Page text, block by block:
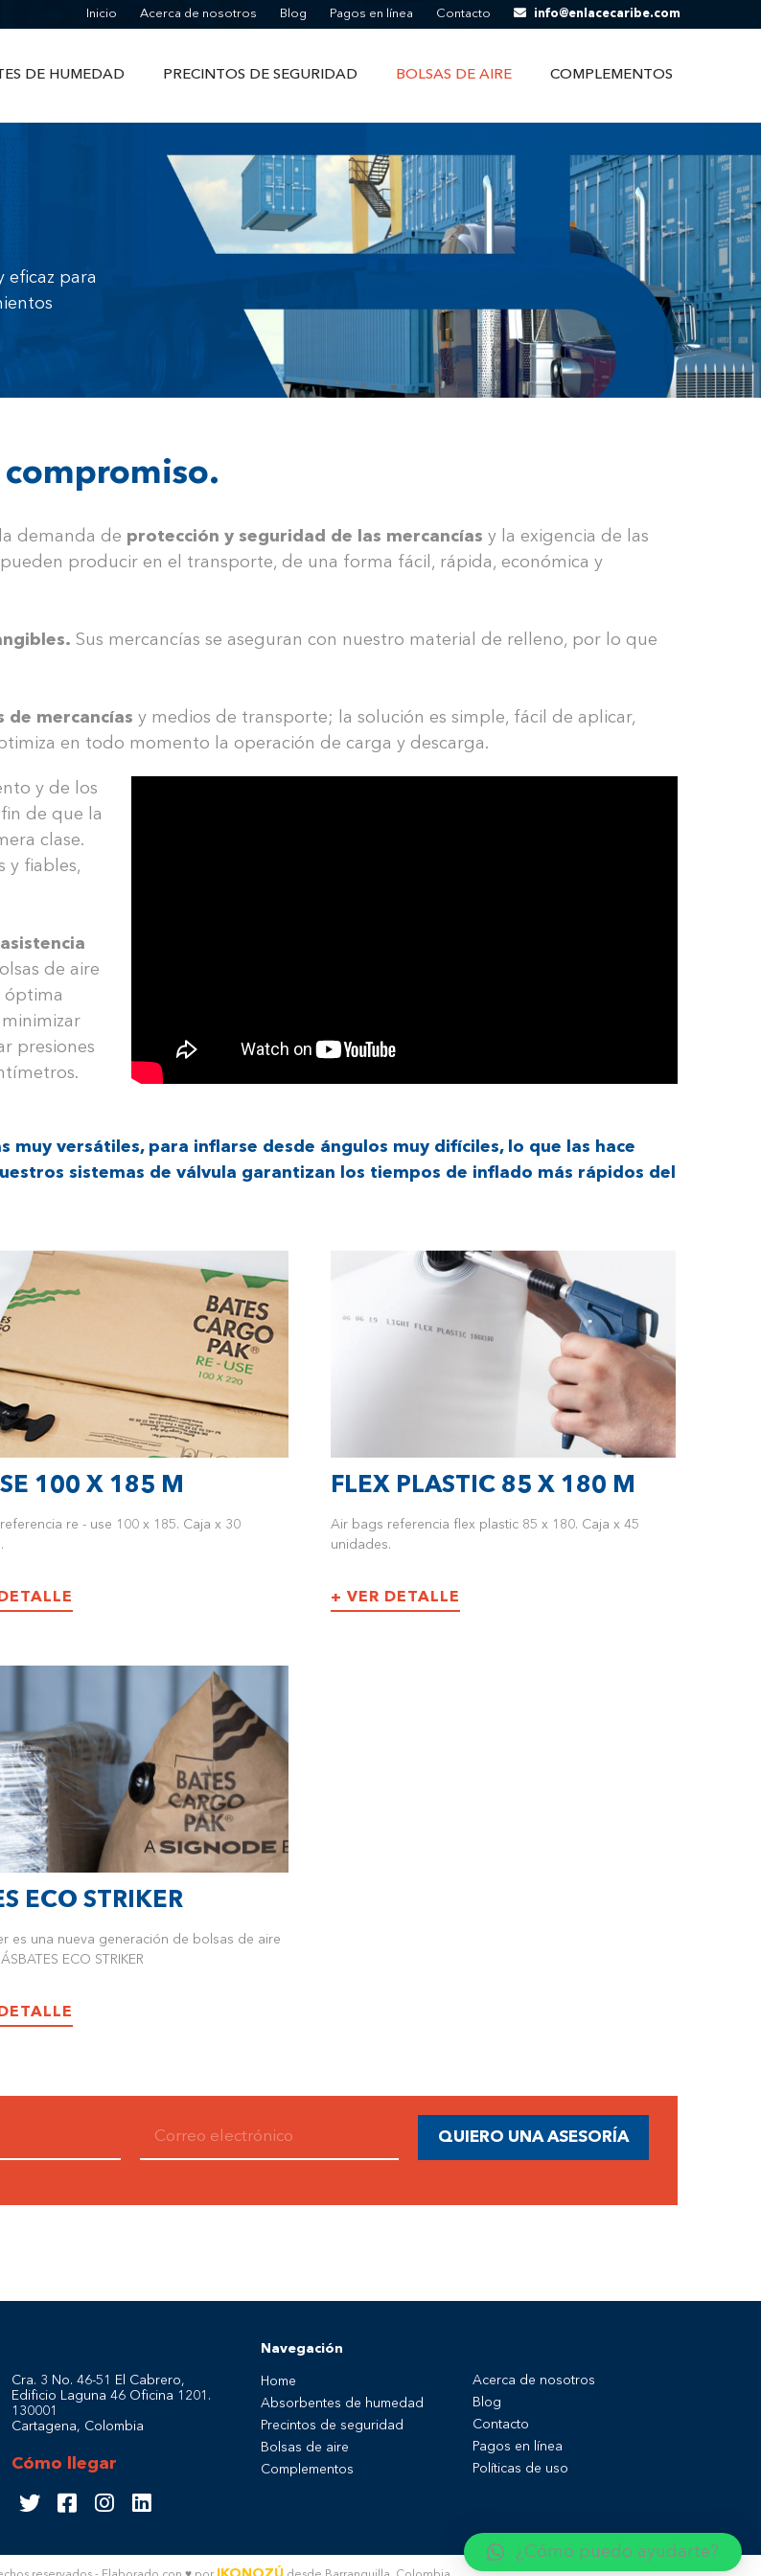
Inicio Acerca de nosotros Blog Pagos en línea Contacto info@enlacecaribe.com
DE HUMEDAD PRECINTOS DE SEGURIDAD BOLSAS DE AIRE COMPLEMENTOS
eficaz para
compromiso.
demanda de protección y seguridad de las mercancías y la exigencia de las
producir en el transporte, de una forma fácil, rápida, económica y
Sus mercancías se aseguran con nuestro material de relleno, por lo que
de mercancías y medios de transporte; la solución es simple, fácil de aplicar,
en todo momento la operación de carga y descarga.
y de los
de que la
clase.
y fiables,
de aire
óptima
presiones
muy versátiles, para inflarse desde ángulos muy difíciles, lo que las hace
sistemas de válvula garantizan los tiempos de inflado más rápidos del
100 X 185 M
re - use 100 x 185. Caja x 30
FLEX PLASTIC 85 X 180 M
Air bags referencia flex plastic 85 x 180. Caja x 45
unidades.
+ VER DETALLE
ECO STRIKER
es una nueva generación de bolsas de aire
ECO STRIKER
Cra. 3 No. 46-51 El Cabrero,
Edificio Laguna 46 Oficina 1201.
130001
Cartagena, Colombia
Cómo llegar
Navegación
Home
Absorbentes de humedad
Precintos de seguridad
Bolsas de aire
Complementos
Acerca de nosotros
Blog
Contacto
Pagos en línea
Políticas de uso
¿Cómo puedo ayudarte?